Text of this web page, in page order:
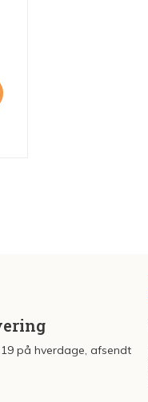
på hverdage, afsendt